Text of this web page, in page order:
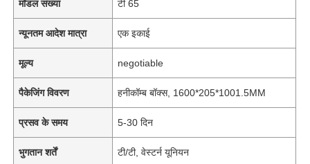
मॉडल संख्या टी 65
न्यूनतम आदेश मात्रा एक इकाई
मूल्य negotiable
पैकेजिंग विवरण हनीकॉम्ब बॉक्स, 1600*205*1001.5MM
प्रसव के समय 5-30 दिन
भुगतान शर्तें टी/टी, वेस्टर्न यूनियन